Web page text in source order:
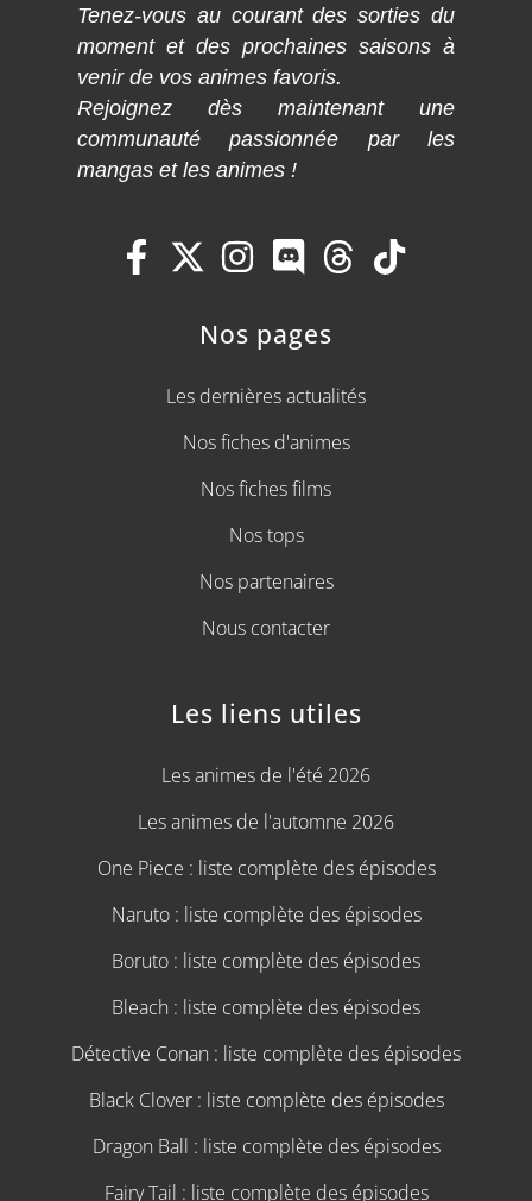
Tenez-vous au courant des sorties du
moment et des prochaines saisons à
venir de vos animes favoris.
Rejoignez dès maintenant une
communauté passionnée par les
mangas et les animes !
Nos pages
Les dernières actualités
Nos fiches d'animes
Nos fiches films
Nos tops
Nos partenaires
Nous contacter
Les liens utiles
Les animes de l'été 2026
Les animes de l'automne 2026
One Piece : liste complète des épisodes
Naruto : liste complète des épisodes
Boruto : liste complète des épisodes
Bleach : liste complète des épisodes
Détective Conan : liste complète des épisodes
Black Clover : liste complète des épisodes
Dragon Ball : liste complète des épisodes
Fairy Tail : liste complète des épisodes